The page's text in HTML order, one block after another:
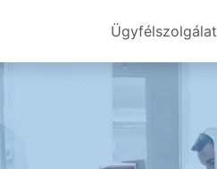
Ügyfélszolgálat